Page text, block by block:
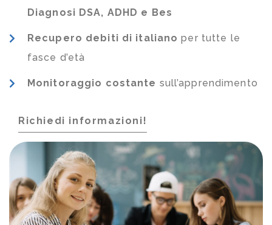
Diagnosi DSA, ADHD e Bes
Recupero debiti di italiano per tutte le
fasce d’età
Monitoraggio costante sull’apprendimento
Richiedi informazioni!